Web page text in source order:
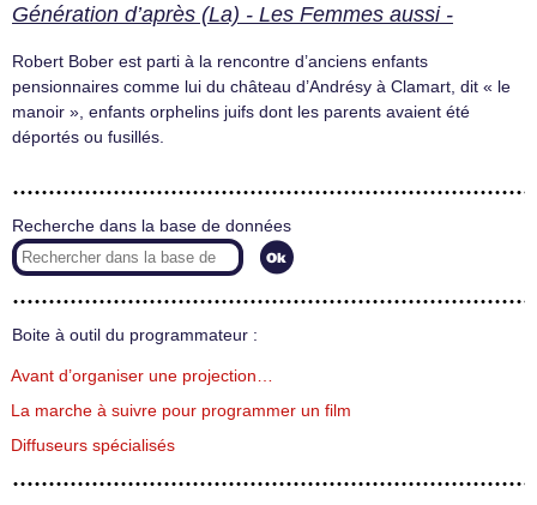
Génération d’après (La) - Les Femmes aussi -
Robert Bober est parti à la rencontre d’anciens enfants
pensionnaires comme lui du château d’Andrésy à Clamart, dit « le
manoir », enfants orphelins juifs dont les parents avaient été
déportés ou fusillés.
Recherche dans la base de données
Boite à outil du programmateur :
Avant d’organiser une projection…
La marche à suivre pour programmer un film
Diffuseurs spécialisés